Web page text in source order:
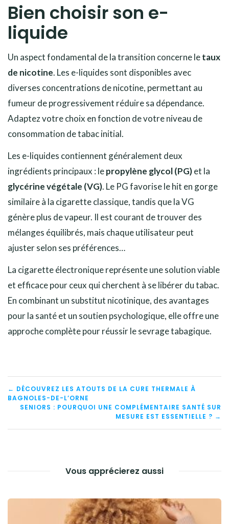
Bien choisir son e-
liquide
Un aspect fondamental de la transition concerne letaux
de nicotine. Les e-liquides sont disponibles avec
diverses concentrations de nicotine, permettant au
fumeur de progressivement réduire sa dépendance.
Adaptez votre choix en fonction de votre niveau de
consommation de tabac initial.
Les e-liquides contiennent généralement deux
ingrédients principaux : lepropylène glycol (PG)et la
glycérine végétale (VG). Le PG favorise le hit en gorge
similaire à la cigarette classique, tandis que la VG
génère plus de vapeur. Il est courant de trouver des
mélanges équilibrés, mais chaque utilisateur peut
ajuster selon ses préférences…
La cigarette électronique représente une solution viable
et efficace pour ceux qui cherchent à se libérer du tabac.
En combinant un substitut nicotinique, des avantages
pour la santé et un soutien psychologique, elle offre une
approche complète pour réussir le sevrage tabagique.
NAVIGATION
DE
L’ARTICLE
← DÉCOUVREZ LES ATOUTS DE LA CURE THERMALE À
BAGNOLES-DE-L’ORNE
SENIORS : POURQUOI UNE COMPLÉMENTAIRE SANTÉ SUR
MESURE EST ESSENTIELLE ? →
Vous apprécierez aussi